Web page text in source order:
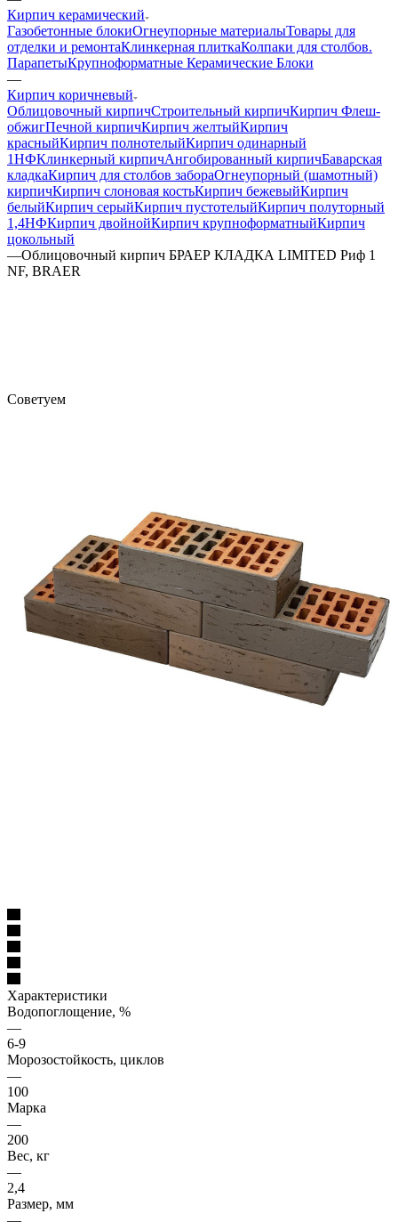
Кирпич керамический
Газобетонные блокиОгнеупорные материалыТовары для
отделки и ремонтаКлинкерная плиткаКолпаки для столбов.
ПарапетыКрупноформатные Керамические Блоки
—
Кирпич коричневый
Облицовочный кирпичСтроительный кирпичКирпич Флеш-
обжигПечной кирпичКирпич желтыйКирпич
красныйКирпич полнотелыйКирпич одинарный
1НФКлинкерный кирпичАнгобированный кирпичБаварская
кладкаКирпич для столбов забораОгнеупорный (шамотный)
кирпичКирпич слоновая костьКирпич бежевыйКирпич
белыйКирпич серыйКирпич пустотелыйКирпич полуторный
1,4НФКирпич двойнойКирпич крупноформатныйКирпич
цокольный
—Облицовочный кирпич БРАЕР КЛАДКА LIMITED Риф 1
NF, BRAER
Советуем
Характеристики
Водопоглощение, %
—
6-9
Морозостойкость, циклов
—
100
Марка
—
200
Вес, кг
—
2,4
Размер, мм
—